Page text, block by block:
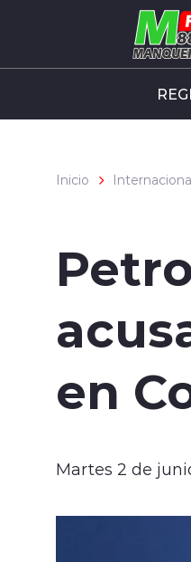
Click acá para ir
Inicio
en
Martes 2 de